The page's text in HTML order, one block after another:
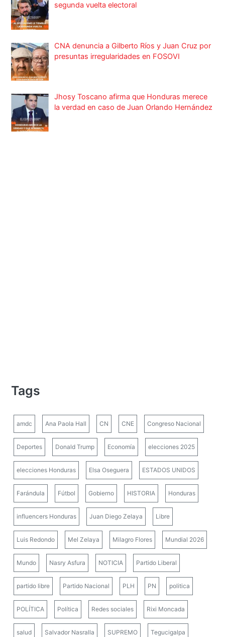
segunda vuelta electoral
CNA denuncia a Gilberto Ríos y Juan Cruz por
presuntas irregularidades en FOSOVI
Jhosy Toscano afirma que Honduras merece
la verdad en caso de Juan Orlando Hernández
Tags
amdc Ana Paola Hall CN CNE Congreso Nacional
Deportes Donald Trump Economía elecciones 2025
elecciones Honduras Elsa Oseguera ESTADOS UNIDOS
Farándula Fútbol Gobierno HISTORIA Honduras
influencers Honduras Juan Diego Zelaya Libre
Luis Redondo Mel Zelaya Milagro Flores Mundial 2026
Mundo Nasry Asfura NOTICIA Partido Liberal
partido libre Partido Nacional PLH PN politica
POLÍTICA Política Redes sociales Rixi Moncada
salud Salvador Nasralla SUPREMO Tegucigalpa